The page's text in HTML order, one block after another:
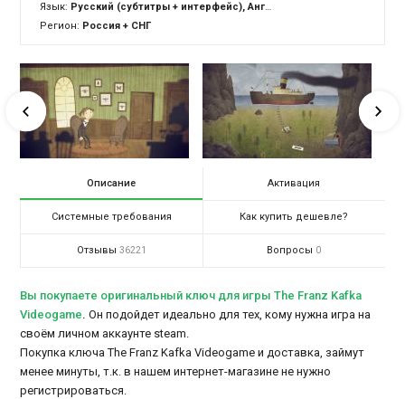
Язык: Русский (субтитры + интерфейс), Английский (субтитры + интерфейс)
Регион: Россия + СНГ
Описание Активация
Системные требования Как купить дешевле?
Отзывы 36221 Вопросы 0
Вы покупаете оригинальный ключ для игры The Franz Kafka
Videogame. Он подойдет идеально для тех, кому нужна игра на
своём личном аккаунте steam.
Покупка ключа The Franz Kafka Videogame и доставка, займут
менее минуты, т.к. в нашем интернет-магазине не нужно
регистрироваться.